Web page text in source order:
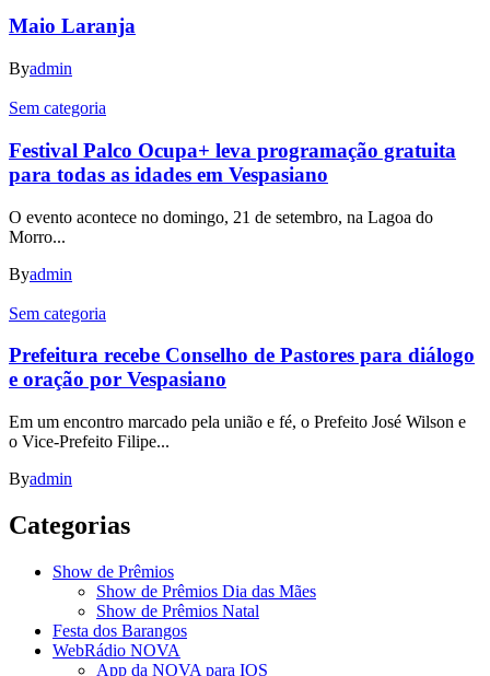
Maio Laranja
Byadmin
Sem categoria
Festival Palco Ocupa+ leva programação gratuita
para todas as idades em Vespasiano
O evento acontece no domingo, 21 de setembro, na Lagoa do
Morro...
Byadmin
Sem categoria
Prefeitura recebe Conselho de Pastores para diálogo
e oração por Vespasiano
Em um encontro marcado pela união e fé, o Prefeito José Wilson e
o Vice-Prefeito Filipe...
Byadmin
Categorias
Show de Prêmios
Show de Prêmios Dia das Mães
Show de Prêmios Natal
Festa dos Barangos
WebRádio NOVA
App da NOVA para IOS